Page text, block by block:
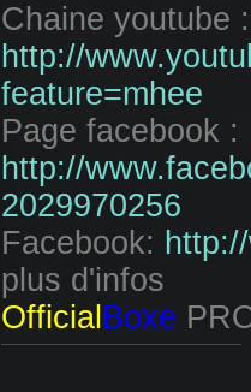
Chaine youtube :
http://
feature=mhee
Page facebook :
http://
2029970256
Facebook:
plus d'infos
Official Boxe